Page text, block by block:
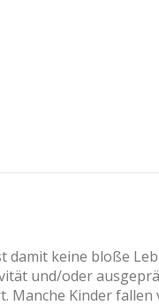
keine bloße
und/oder
Manche Kinder